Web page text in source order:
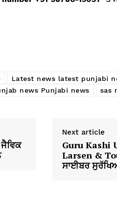
Latest news latest punjabi
news Punjabi news
sas
Next article
Guru Kashi
Larsen &
ਸਾਈਬਰ